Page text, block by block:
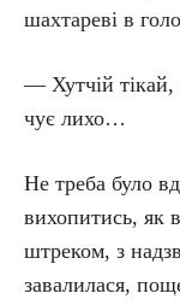
шахтареві в
— Хутчій тікай,
чує лихо…
Не треба було
вихопитись, як
штреком, з
завалилася,